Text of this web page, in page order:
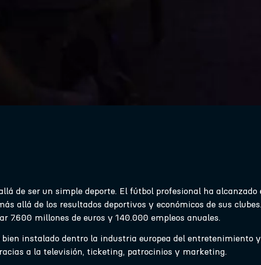
de ser un simple deporte. El fútbol profesional ha
allá de los resultados deportivos y económicos de sus
7.600 millones de euros y 140.000 empleos anuales.
instalado dentro la industria europea del entretenimiento
a la televisión, ticketing, patrocinios y marketing.